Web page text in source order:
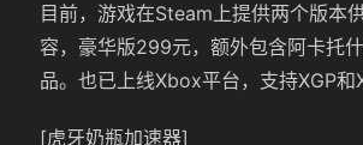
目前，游戏在Steam上提供两个版本
容，豪华版299元，额外包含阿卡托
品。也已上线Xbox平台，支持XGP和
[虎牙奶瓶加速器]